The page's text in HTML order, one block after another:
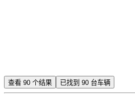
查看 90 个结果 已找到 90 台车辆